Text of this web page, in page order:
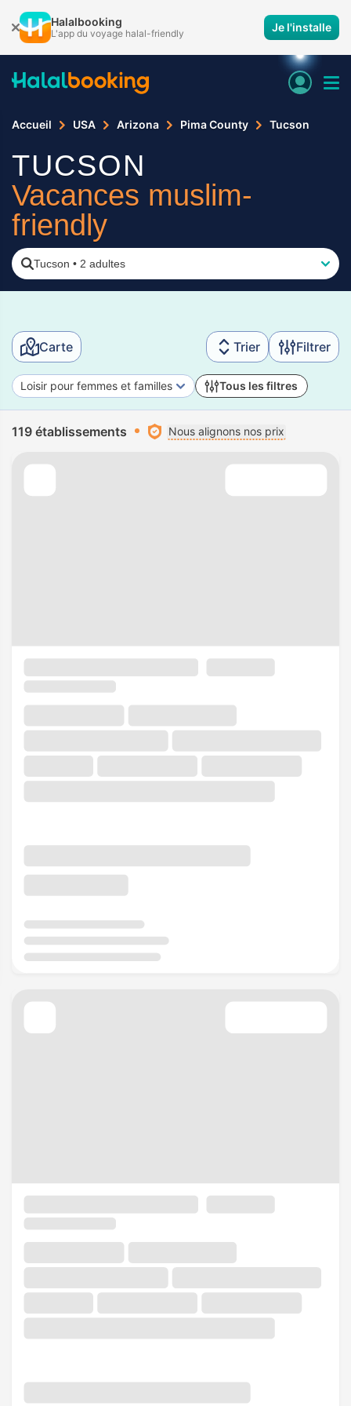
Halalbooking
L'app du voyage halal-friendly Je l'installe
Accueil USA Arizona Pima County Tucson
TUCSON
Vacances muslim-
friendly
Tucson • 2 adultes
Carte Trier Filtrer
Loisir pour femmes et familles Tous les filtres
119 établissements Nous alignons nos prix